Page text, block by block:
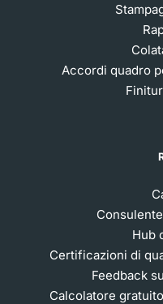
Accordi quadro
Hub
Certificazioni di
Feedback
Calcolatore